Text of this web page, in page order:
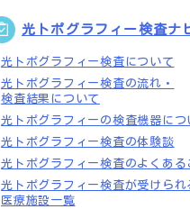
光トポグラフィー検査ナ
光トポグラフィー検査について
光トポグラフィー検査の流れ・
検査結果について
光トポグラフィーの検査機器につ
光トポグラフィー検査の体験談
光トポグラフィー検査のよくある
光トポグラフィー検査が受けられ
医療施設一覧